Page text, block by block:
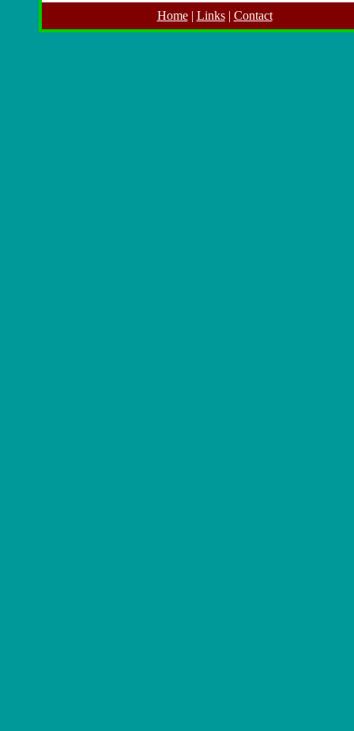
Home| Links| Contact